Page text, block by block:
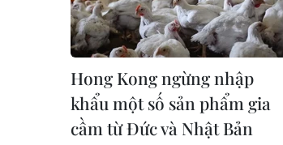
Hong Kong ngừng nhập
khẩu một số sản phẩm gia
cầm từ Đức và Nhật Bản